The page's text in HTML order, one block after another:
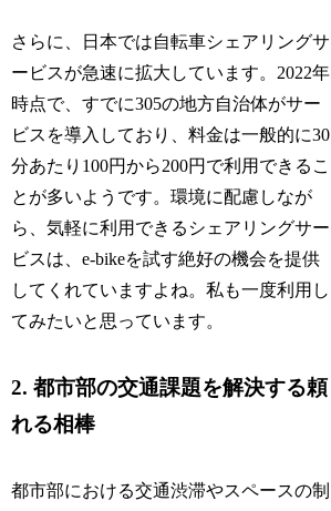
さらに、日本では自転車シェアリングサ
ービスが急速に拡大しています。2022年
時点で、すでに305の地方自治体がサー
ビスを導入しており、料金は一般的に30
分あたり100円から200円で利用できるこ
とが多いようです。環境に配慮しなが
ら、気軽に利用できるシェアリングサー
ビスは、e-bikeを試す絶好の機会を提供
してくれていますよね。私も一度利用し
てみたいと思っています。
2. 都市部の交通課題を解決する頼
れる相棒
都市部における交通渋滞やスペースの制